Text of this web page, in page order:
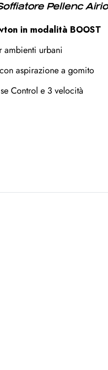
Pellenc
in modalità BOOST
ambienti urbani
aspirazione a gomito
Control e 3 velocità